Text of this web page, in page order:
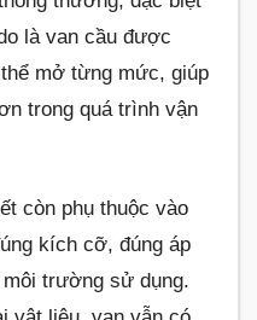
là van cầu được
mở từng mức, giúp
trong quá trình vận
còn phụ thuộc vào
kích cỡ, đúng áp
trường sử dụng.